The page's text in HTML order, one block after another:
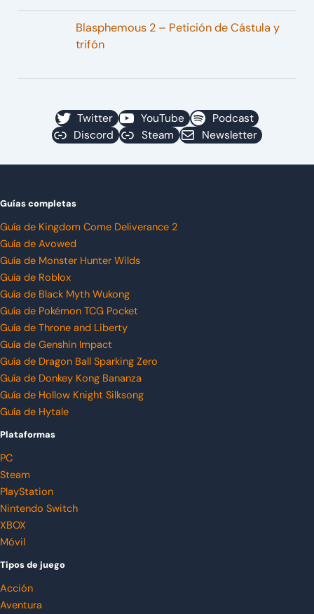
Blasphemous 2 – Petición de Cástula y
trifón
Twitter YouTube
Podcast
Discord
Steam Newsletter
Guías completas
Guía de Kingdom Come Deliverance 2
Guía de Avowed
Guía de Monster Hunter Wilds
Guía de Roblox
Guía de Black Myth Wukong
Guía de Pokémon TCG Pocket
Guía de Throne and Liberty
Guía de Genshin Impact
Guía de Dragon Ball Sparking Zero
Guía de Donkey Kong Bananza
Guía de Hollow Knight Silksong
Guía de Hytale
Plataformas
PC
Steam
PlayStation
Nintendo Switch
XBOX
Móvil
Tipos de juego
Acción
Aventura